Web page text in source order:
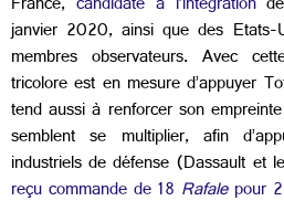
janvier 2020, ainsi que des
membres observateurs. Avec
tricolore est en mesure d’appuyer
tend aussi à renforcer son
semblent se multiplier, afin
industriels de défense (Dassault et
reçu commande de 18 Rafalepour